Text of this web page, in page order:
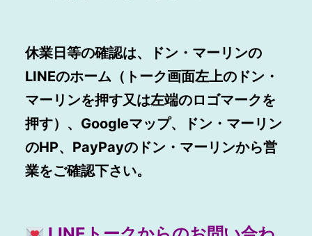
休業日等の確認は、ドン・マーリンの
LINEのホーム（トーク画面左上のドン・
マーリンを押す又は左端のロゴマークを
押す）、Googleマップ、ドン・マーリン
のHP、PayPayのドン・マーリンから営
業をご確認下さい。